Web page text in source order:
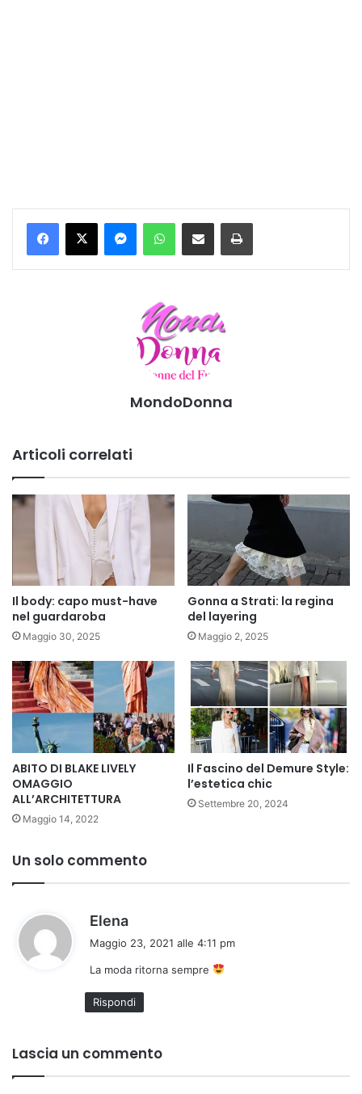
MessengerWhatsAppCondividi per email Stampa
MondoDonna
Articoli correlati
Il body: capo must-have
nel guardaroba
Maggio 30, 2025
Gonna a Strati: la regina
del layering
Maggio 2, 2025
ABITO DI BLAKE LIVELY
OMAGGIO
ALL’ARCHITETTURA
Maggio 14, 2022
Il Fascino del Demure Style:
l’estetica chic
Settembre 20, 2024
Un solo commento
Elena
e
t
t
Maggio 23, 2021 alle 4:11 pm
La moda ritorna sempre
Rispondi
Lascia un commento